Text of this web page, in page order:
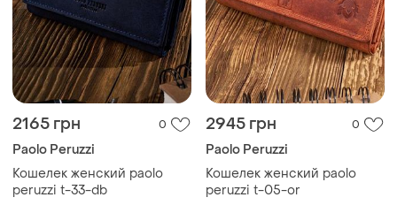
2165 грн 0
Paolo Peruzzi
Кошелек женский paolo
peruzzi t-33-db
2945 грн 0
Paolo Peruzzi
Кошелек женский paolo
peruzzi t-05-or